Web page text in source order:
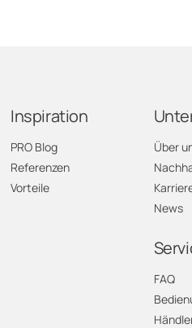
Inspiration
PRO Blog
Referenzen
Vorteile
Über
News
FAQ